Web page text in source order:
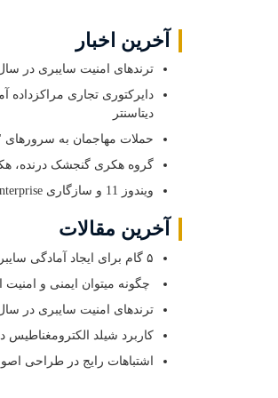
آخرین اخبار
ترندهای امنیت سایبری در سال 2022+ بررسی تخصصی
دایرکتوری تجاری
دیتاسنتر
حملات مهاجمان به
گروه هکری گنجشک درنده،
ویندوز 11 و سازگاری McAfee Enterprise و Bitdefender
آخرین مقالات
۵ گام برای ایجاد آمادگی سایبری در یک سازمان+ راهکارهای آن￼
چگونه میتوان ایمنی و
ترندهای امنیت سایبری در سال 2022+ بررسی تخصصی
کاربرد شیلد الکترومغناطیس
اشتباهات رایج در طراحی